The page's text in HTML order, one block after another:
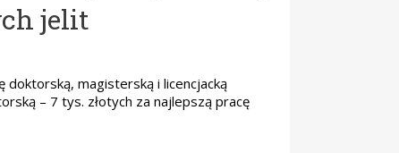
jelit
doktorską, magisterską i licencjacką
– 7 tys. złotych za najlepszą pracę